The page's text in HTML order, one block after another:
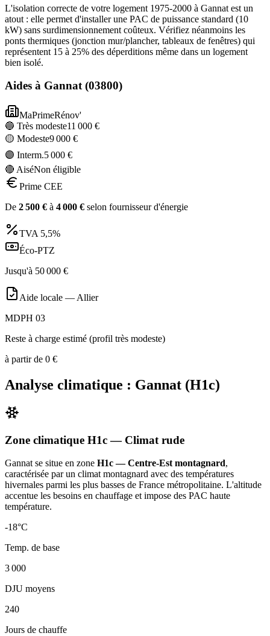
L'isolation correcte de votre logement 1975-2000 à Gannat est un
atout : elle permet d'installer une PAC de puissance standard (10
kW) sans surdimensionnement coûteux. Vérifiez néanmoins les
ponts thermiques (jonction mur/plancher, tableaux de fenêtres) qui
représentent 15 à 25% des déperditions même dans un logement
bien isolé.
Aides à Gannat(03800)
MaPrimeRénov'
🔵 Très modeste11 000 €
🟡 Modeste9 000 €
🟣 Interm.5 000 €
🔴 AiséNon éligible
Prime CEE
De 2 500 € à 4 000 € selon fournisseur d'énergie
TVA 5,5%
Éco-PTZ
Jusqu'à 50 000 €
Aide locale — Allier
MDPH 03
Reste à charge estimé (profil très modeste)
à partir de 0 €
Analyse climatique : Gannat (H1c)
Zone climatique H1c— Climat rude
Gannat se situe en zone H1c — Centre-Est montagnard,
caractérisée par un climat montagnard avec des températures
hivernales parmi les plus basses de France métropolitaine. L'altitude
accentue les besoins en chauffage et impose des PAC haute
température.
-18°C
Temp. de base
3 000
DJU moyens
240
Jours de chauffe